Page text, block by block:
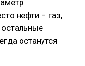
нефти – газ,
остальные
останутся